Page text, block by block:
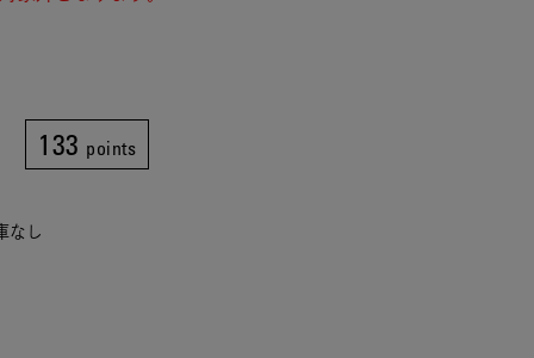
133 points
し